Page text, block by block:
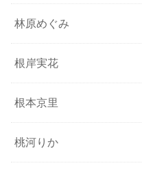
林原めぐみ
根岸実花
根本京里
桃河りか